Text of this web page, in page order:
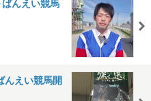
んえい競馬
んえい競馬開